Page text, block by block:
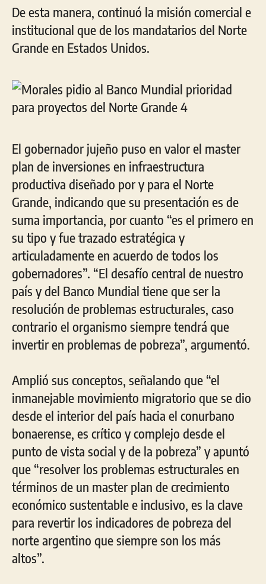
De esta manera, continuó la misión comercial e
institucional que de los mandatarios del Norte
Grande en Estados Unidos.
El gobernador jujeño puso en valor el master
plan de inversiones en infraestructura
productiva diseñado por y para el Norte
Grande, indicando que su presentación es de
suma importancia, por cuanto “es el primero en
su tipo y fue trazado estratégica y
articuladamente en acuerdo de todos los
gobernadores”. “El desafío central de nuestro
país y del Banco Mundial tiene que ser la
resolución de problemas estructurales, caso
contrario el organismo siempre tendrá que
invertir en problemas de pobreza”, argumentó.
Amplió sus conceptos, señalando que “el
inmanejable movimiento migratorio que se dio
desde el interior del país hacia el conurbano
bonaerense, es crítico y complejo desde el
punto de vista social y de la pobreza” y apuntó
que “resolver los problemas estructurales en
términos de un master plan de crecimiento
económico sustentable e inclusivo, es la clave
para revertir los indicadores de pobreza del
norte argentino que siempre son los más
altos”.